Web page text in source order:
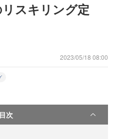
リスキリング定
2023/05/18 08:00
目次